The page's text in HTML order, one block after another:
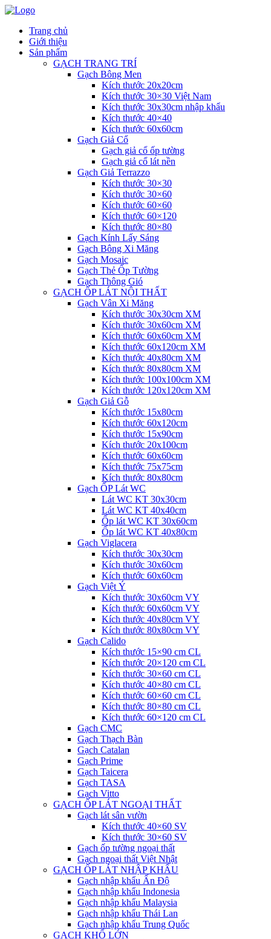
Trang chủ
Giới thiệu
Sản phẩm
GẠCH TRANG TRÍ
Gạch Bông Men
Kích thước 20x20cm
Kích thước 30×30 Việt Nam
Kích thước 30x30cm nhập khẩu
Kích thước 40×40
Kích thước 60x60cm
Gạch Giả Cổ
Gạch giả cổ ốp tường
Gạch giả cổ lát nền
Gạch Giả Terrazzo
Kích thước 30×30
Kích thước 30×60
Kích thước 60×60
Kích thước 60×120
Kích thước 80×80
Gạch Kính Lấy Sáng
Gạch Bông Xi Măng
Gạch Mosaic
Gạch Thẻ Ốp Tường
Gạch Thông Gió
GẠCH ỐP LÁT NỘI THẤT
Gạch Vân Xi Măng
Kích thước 30x30cm XM
Kích thước 30x60cm XM
Kích thước 60x60cm XM
Kích thước 60x120cm XM
Kích thước 40x80cm XM
Kích thước 80x80cm XM
Kích thước 100x100cm XM
Kích thước 120x120cm XM
Gạch Giả Gỗ
Kích thước 15x80cm
Kích thước 60x120cm
Kích thước 15x90cm
Kích thước 20x100cm
Kích thước 60x60cm
Kích thước 75x75cm
Kích thước 80x80cm
Gạch ỐP Lát WC
Lát WC KT 30x30cm
Lát WC KT 40x40cm
Ốp lát WC KT 30x60cm
Ốp lát WC KT 40x80cm
Gạch Viglacera
Kích thước 30x30cm
Kích thước 30x60cm
Kích thước 60x60cm
Gạch Việt Ý
Kích thước 30x60cm VY
Kích thước 60x60cm VY
Kích thước 40x80cm VY
Kích thước 80x80cm VY
Gạch Calido
Kích thước 15×90 cm CL
Kích thước 20×120 cm CL
Kích thước 30×60 cm CL
Kích thước 40×80 cm CL
Kích thước 60×60 cm CL
Kích thước 80×80 cm CL
Kích thước 60×120 cm CL
Gạch CMC
Gạch Thạch Bàn
Gạch Catalan
Gạch Prime
Gạch Taicera
Gạch TASA
Gạch Vitto
GẠCH ỐP LÁT NGOẠI THẤT
Gạch lát sân vườn
Kích thước 40×60 SV
Kích thước 30×60 SV
Gạch ốp tường ngoại thất
Gạch ngoại thất Việt Nhật
GẠCH ỐP LÁT NHẬP KHẨU
Gạch nhập khẩu Ấn Độ
Gạch nhập khẩu Indonesia
Gạch nhập khẩu Malaysia
Gạch nhập khẩu Thái Lan
Gạch nhập khẩu Trung Quốc
GẠCH KHỔ LỚN